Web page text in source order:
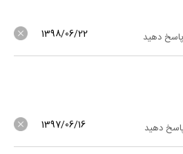
پاسخ دهید 1398/06/22
دهید 1397/06/16